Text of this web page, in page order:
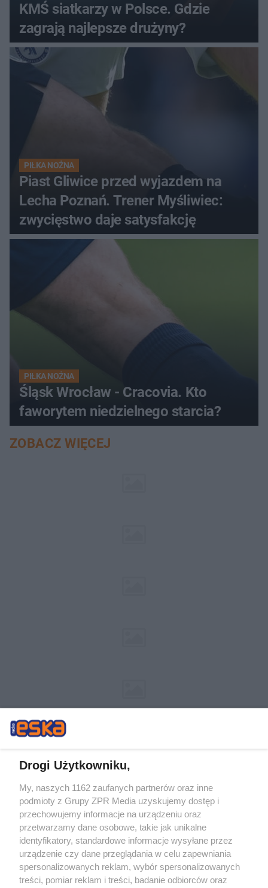
KMŚ siatkarzy w Polsce. Gdzie
zagrają najlepsze drużyny?
PIŁKA NOŻNA
Piast Gliwice przed wyjazdem na
Lecha Poznań. Trener Myśliwiec:
zwycięstwo daje satysfakcję
PIŁKA NOŻNA
Śląsk Wrocław - Cracovia. Kto
faworytem niedzielnego starcia?
ZOBACZ WIĘCEJ
Żaden utwór zamieszczony w serwisie nie może być powielany i
rozpowszechniany lub dalej rozpowszechniany w jakikolwiek sposób (w
tym także elektroniczny lub mechaniczny) na jakimkolwiek polu
eksploatacji w jakiejkolwiek formie, włącznie z umieszczaniem w Internecie
bez pisemnej zgody właściciela praw. Jakiekolwiek użycie lub
wykorzystanie utworów w całości lub w części z naruszeniem prawa, tzn.
bez właściwej zgody, jest zabronione pod groźbą kary i może być ścigane
prawnie.
Drogi Użytkowniku,
My, naszych 1162 zaufanych partnerów oraz inne
podmioty z Grupy ZPR Media uzyskujemy dostęp i
przechowujemy informacje na urządzeniu oraz
przetwarzamy dane osobowe, takie jak unikalne
identyfikatory, standardowe informacje wysyłane przez
urządzenie czy dane przeglądania w celu zapewniania
spersonalizowanych reklam, wybór spersonalizowanych
treści, pomiar reklam i treści, badanie odbiorców oraz